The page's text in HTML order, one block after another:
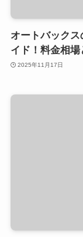
オートバック
イド！料金相
2025年11月17日